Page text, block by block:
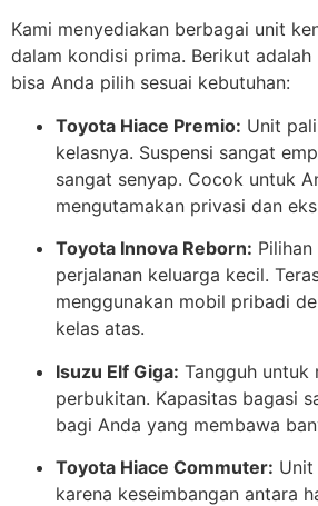
Kami menyediakan berbagai unit
dalam kondisi prima. Berikut
bisa Anda pilih sesuai kebutuhan:
Toyota Hiace Premio: Unit
kelasnya. Suspensi sangat
sangat senyap. Cocok untuk
mengutamakan privasi dan
Toyota Innova Reborn:
perjalanan keluarga kecil.
menggunakan mobil pribadi
kelas atas.
Isuzu Elf Giga: Tangguh untuk
perbukitan. Kapasitas bagasi
bagi Anda yang membawa
Toyota Hiace Commuter:
karena keseimbangan antara